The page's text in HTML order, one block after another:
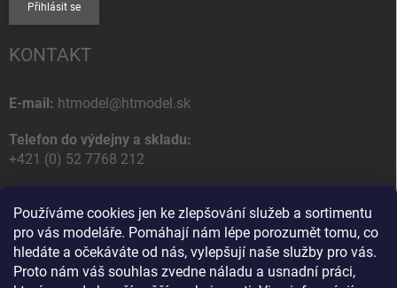
Používáme cookies jen ke zlepšování služeb a sortimentu
pro vás modeláře. Pomáhají nám lépe porozumět tomu, co
hledáte a očekáváte od nás, vylepšují naše služby pro vás.
Proto nám váš souhlas zvedne náladu a usnadní práci,
Přihlásit se
KONTAKT
E-mail: htmodel@htmodel.sk
Telefon do výdejny a skladu:
+421 (0) 52 7768 212
HT model
Na letisko 49
058 01 Poprad
Slovenská Republika